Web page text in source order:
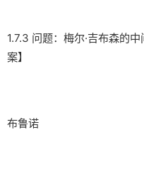
1.7.3 问题：梅尔·吉布森的
案】
布鲁诺